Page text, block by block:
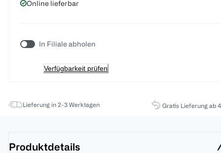
Online lieferbar
In Filiale abholen
Verfügbarkeit prüfen
Lieferung in 2-3 Werktagen Gratis Lieferung ab
Produktdetails